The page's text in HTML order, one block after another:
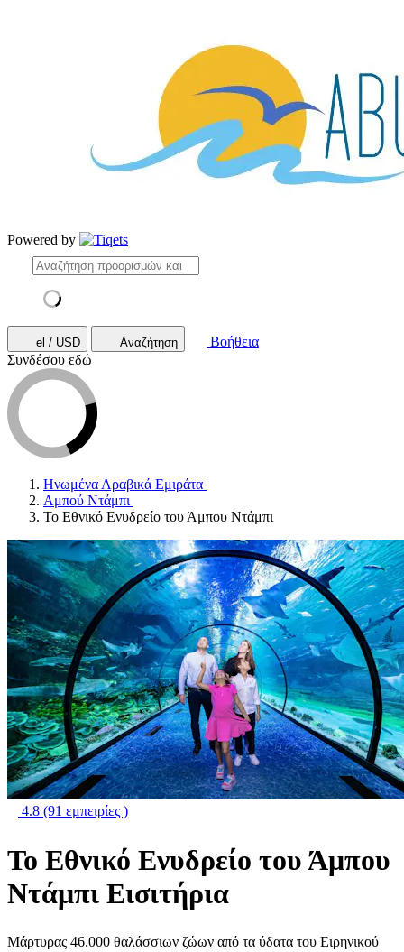
Powered by
el / USD Αναζήτηση
Βοήθεια
Συνδέσου εδώ
Ηνωμένα Αραβικά Εμιράτα
Αμπού Ντάμπι
Το Εθνικό Ενυδρείο του Άμπου Ντάμπι
4.8 (91 εμπειρίες )
Το Εθνικό Ενυδρείο του Άμπου
Ντάμπι Εισιτήρια
Μάρτυρας 46.000 θαλάσσιων ζώων από τα ύδατα του Ειρηνικού